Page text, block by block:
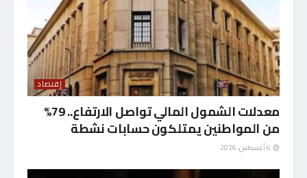
إقتصاد
معدلات الشمول المالي تواصل الارتفاع.. 79%
من المواطنين يمتلكون حسابات نشطة